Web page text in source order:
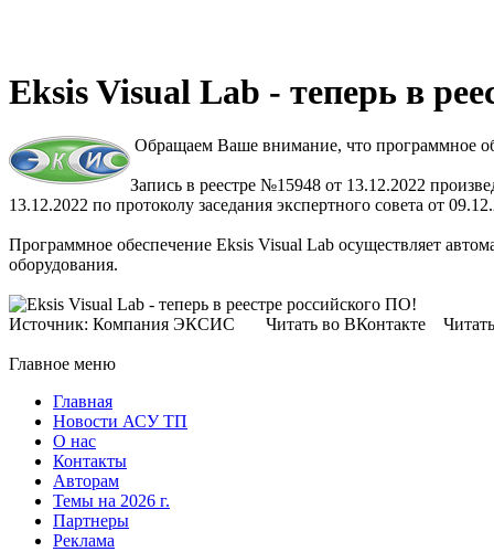
Eksis Visual Lab - теперь в
Обращаем Ваше внимание, что программное
Запись в реестре №15948 от 13.12.2022
13.12.2022 по протоколу заседания экспертного совета от
Программное обеспечение Eksis Visual Lab осуществляет
оборудования.
Источник: Компания ЭКСИС Читать во ВКонтакте Читать
Главное меню
Главная
Новости АСУ ТП
О нас
Контакты
Авторам
Темы на 2026 г.
Партнеры
Реклама